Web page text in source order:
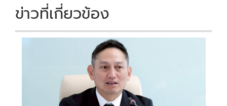
ข่าวที่เกี่ยวข้อง